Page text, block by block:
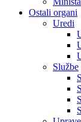
Ostali organi
Uredi
Službe